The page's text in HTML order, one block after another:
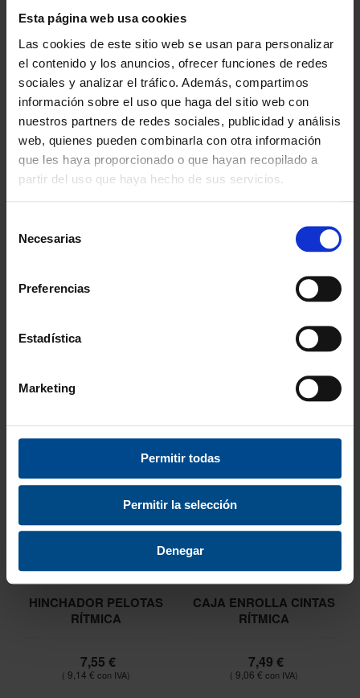
Esta página web usa cookies
Las cookies de este sitio web se usan para personalizar
el contenido y los anuncios, ofrecer funciones de redes
sociales y analizar el tráfico. Además, compartimos
información sobre el uso que haga del sitio web con
nuestros partners de redes sociales, publicidad y análisis
web, quienes pueden combinarla con otra información
que les haya proporcionado o que hayan recopilado a
partir del uso que haya hecho de sus servicios.
Necesarias
Preferencias
Estadística
Marketing
Permitir todas
Permitir la selección
Denegar
CINTA RÍTMICA
CINTA ADHESIVA
DECORACIÓN AROS
6,15 €
HINCHADOR PELOTAS
RÍTMICA
7,55 €
9,14 €
CAJA ENROLLA CINTAS
RÍTMICA
7,49 €
9,06 €